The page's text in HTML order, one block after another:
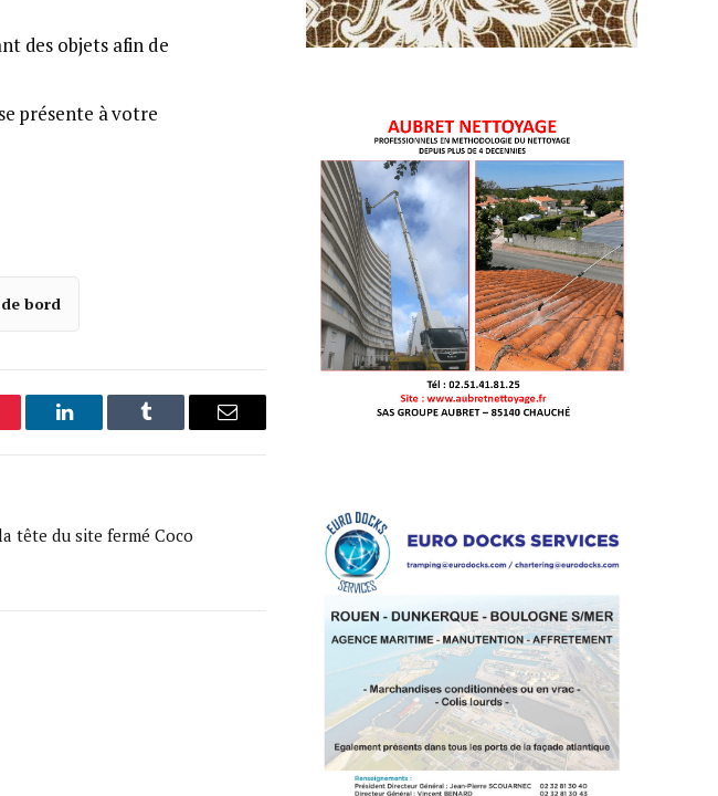
des objets afin de
présente à votre
bord
LinkedIn Tumblr Courriel
tête du site fermé Coco